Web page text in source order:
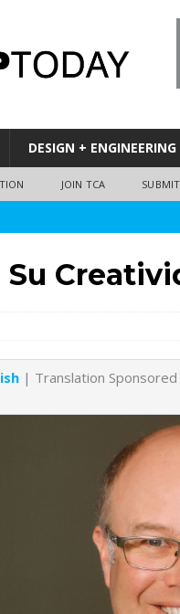
DESIGN + ENGINEERING
JOIN TCA
Su
| Translation Sponsored